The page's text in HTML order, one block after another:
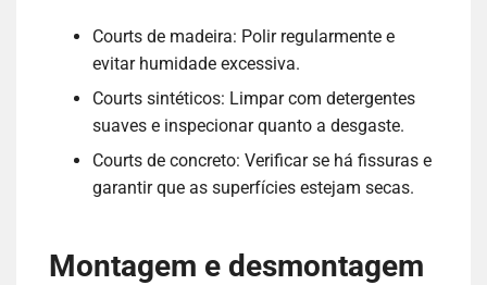
Courts de madeira: Polir regularmente e
evitar humidade excessiva.
Courts sintéticos: Limpar com detergentes
suaves e inspecionar quanto a desgaste.
Courts de concreto: Verificar se há fissuras e
garantir que as superfícies estejam secas.
Montagem e desmontagem